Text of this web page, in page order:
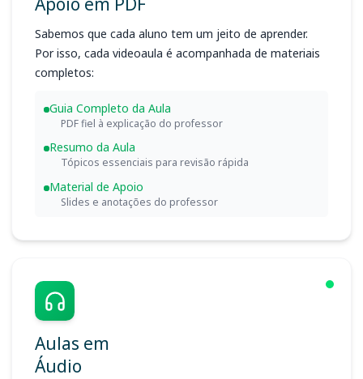
Sabemos que cada aluno tem um jeito de aprender.
Por isso, cada videoaula é acompanhada de materiais
completos:
Guia Completo da Aula
PDF fiel à explicação do professor
Resumo da Aula
Tópicos essenciais para revisão rápida
Material de Apoio
Slides e anotações do professor
Aulas em
Áudio